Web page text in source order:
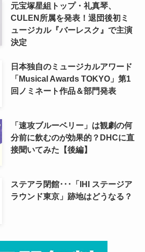
元宝塚星組トップ・礼真琴、
CULEN所属を発表！退団後初ミ
ュージカル『バーレスク』で主演
決定
日本独自のミュージカルアワード
「Musical Awards TOKYO」第1
回ノミネート作品＆部門発表
「速攻ブルーベリー」は観劇の何
分前に飲むのが効果的？DHCに直
接聞いてみた【後編】
ステアラ閉館･･･「IHI ステージア
ラウンド東京」跡地はどうなる？